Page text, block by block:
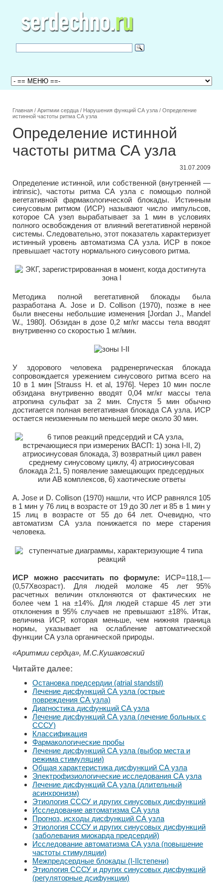
Главная / Аритмии сердца / Нарушения функций СА узла / Определение
истинной частоты ритма СА узла
Определение истинной
частоты ритма СА узла
31.07.2009
Определение истинной, или собственной (внутренней —
intrinsic), частоты ритма СА узла с помощью полной
вегетативной фармакологической блокады. Истинным
синусовым ритмом (ИСР) называют число импульсов,
которое СА узел вырабатывает за 1 мин в условиях
полного освобождения от влияний вегетативной нервной
системы. Следовательно, этот показатель характеризует
истинный уровень автоматизма СА узла. ИСР в покое
превышает частоту нормального синусового ритма.
Методика полной вегетативной блокады была
разработана A. Jose и D. Collison (1970), позже в нее
были внесены небольшие изменения [Jordan J., Mandel
W., 1980]. Обзидан в дозе 0,2 мг/кг массы тела вводят
внутривенно со скоростью 1 мг/мин.
У здорового человека радренергическая блокада
сопровождается урежением синусового ритма всего на
10 в 1 мин [Strauss H. et al, 1976]. Через 10 мин после
обзидана внутривенно вводят 0,04 мг/кг массы тела
атропина сульфат за 2 мин. Спустя 5 мин обычно
достигается полная вегетативная блокада СА узла. ИСР
остается неизменным по меньшей мере около 30 мин.
A. Jose и D. Collison (1970) нашли, что ИСР равнялся 105
в 1 мин у 76 лиц в возрасте от 19 до 30 лет и 85 в 1 мин у
15 лиц в возрасте от 55 до 64 лет. Очевидно, что
автоматизм СА узла понижается по мере старения
человека.
ИСР можно рассчитать по формуле: ИСР=118,1—
(0,57Xвозраст). Для людей моложе 45 лет 95%
расчетных величин отклоняются от фактических не
более чем 1 на ±14%. Для людей старше 45 лет эти
отклонения в 95% случаев не превышают ±18%. Итак,
величина ИСР, которая меньше, чем нижняя граница
нормы, указывает на ослабление автоматической
функции СА узла органической природы.
«Аритмии сердца», М.С.Кушаковский
Читайте далее:
Остановка предсердии (atrial standstil)
Лечение дисфункций СА узла (острые
повреждения СА узла)
Диагностика дисфункций СА узла
Лечение дисфункций СА узла (лечение больных с
СССУ)
Классификация
Фармакологические пробы
Лечение дисфункций СА узла (выбор места и
режима стимуляции)
Общая характеристика дисфункций СА узла
Электрофизиологические исследования СА узла
Лечение дисфункций СА узла (длительный
асинхронизм)
Этиология СССУ и других синусовых дисфункций
Исследование автоматизма СА узла
Прогноз, исходы дисфункций СА узла
Этиология СССУ и других синусовых дисфункций
(заболевания миокарда предсердий)
Исследование автоматизма СА узла (повышение
частоты стимуляции)
Межпредсердные блокады (I-IIстепени)
Этиология СССУ и других синусовых дисфункций
(регуляторные дсифункции)